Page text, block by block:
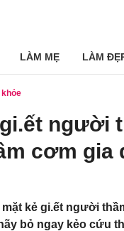
LÀM MẸ LÀM
khỏe
người
cơm gia
mặt kẻ gi.ết người
bỏ ngay kẻo cứu